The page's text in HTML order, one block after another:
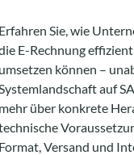
Erfahren Sie, wie
E-Rechnung
umsetzen können –
auf
mehr über konkrete
Format, Versand und